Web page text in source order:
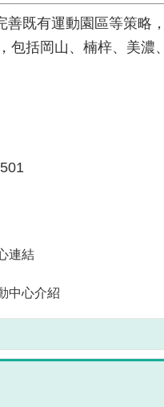
既有運動園區等策略
包括岡山、楠梓、美
連結
中心介紹